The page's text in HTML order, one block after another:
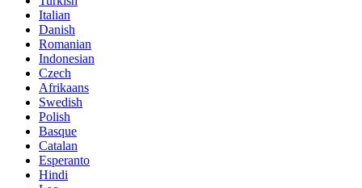
Italian
Danish
Romanian
Indonesian
Czech
Afrikaans
Swedish
Polish
Basque
Catalan
Esperanto
Hindi